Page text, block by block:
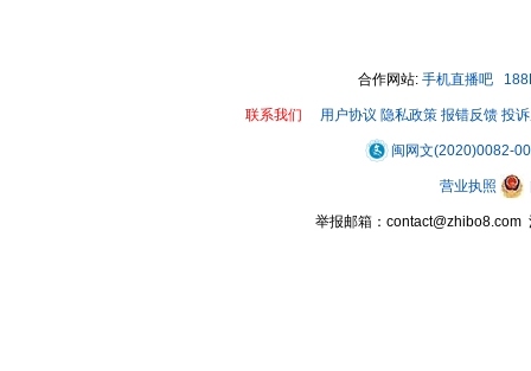
合作网站: 手机直播吧
联系我们 用户协议 隐私政策 报错反馈 投
闽网文(2020)0082-
营业执照
举报邮箱：